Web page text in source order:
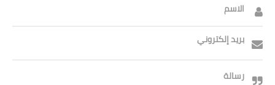
الاسم
بريد إلكتروني
رسالة